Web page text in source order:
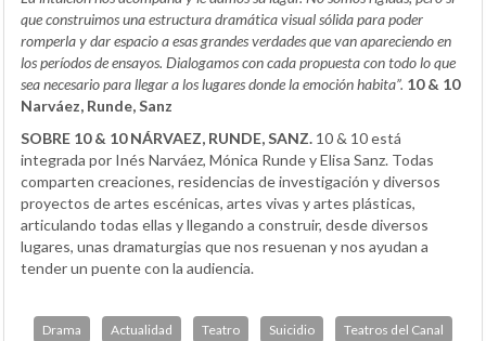
que construimos una estructura dramática visual sólida para poder
romperla y dar espacio a esas grandes verdades que van apareciendo en
los períodos de ensayos. Dialogamos con cada propuesta con todo lo que
sea necesario para llegar a los lugares donde la emoción habita”. 10 & 10
Narváez, Runde, Sanz
SOBRE 10 & 10 NÁRVAEZ, RUNDE, SANZ. 10 & 10 está
integrada por Inés Narváez, Mónica Runde y Elisa Sanz. Todas
comparten creaciones, residencias de investigación y diversos
proyectos de artes escénicas, artes vivas y artes plásticas,
articulando todas ellas y llegando a construir, desde diversos
lugares, unas dramaturgias que nos resuenan y nos ayudan a
tender un puente con la audiencia.
Drama Actualidad Teatro Suicidio Teatros del Canal